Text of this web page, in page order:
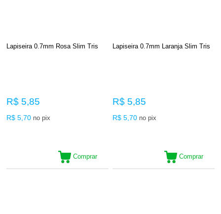
Lapiseira 0.7mm Rosa Slim Tris
R$ 5,85
R$ 5,70 no pix
Comprar
Lapiseira 0.7mm Laranja Slim Tris
R$ 5,85
R$ 5,70 no pix
Comprar